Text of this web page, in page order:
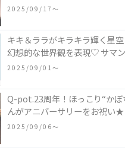
2025/09/17〜
キキ＆ララがキラキラ輝く星空
幻想的な世界観を表現♡ サマ
ツインスターズ』50周年アニ
2025/09/01〜
Q-pot.23周年！ほっこり“かぼ
んがアニバーサリーをお祝い
ーキアクセサリー」が新発売
「かぼちゃのオバケーキプレ
2025/09/06〜